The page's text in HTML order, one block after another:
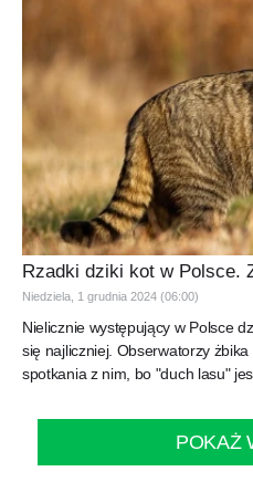
Rzadki dziki kot w Polsce.
Niedziela, 1 grudnia 2024 (06:00)
Nielicznie występujący w Polsce
się najliczniej. Obserwatorzy
spotkania z nim, bo "duch lasu"
POKAŻ